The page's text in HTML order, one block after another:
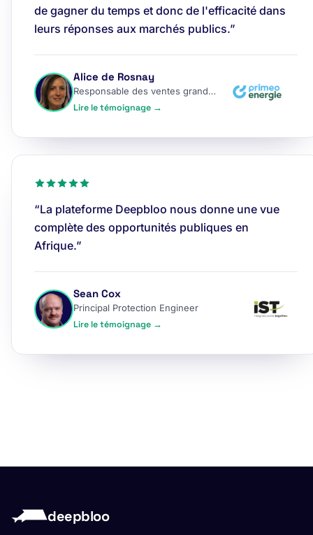
de gagner du temps et donc de l'efficacité dans
leurs réponses aux marchés publics.”
Alice de Rosnay
Responsable des ventes grands comptes
Lire le témoignage →
“La plateforme Deepbloo nous donne une vue
complète des opportunités publiques en
Afrique.”
Sean Cox
Principal Protection Engineer
Lire le témoignage →
deepbloo